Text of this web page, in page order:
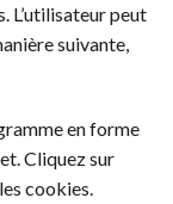
L’utilisateur peut
suivante,
en forme
Cliquez sur
cookies.